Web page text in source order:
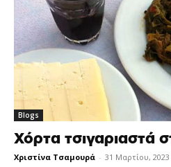
Blogs
Χόρτα τσιγαριαστά
Χριστίνα Τσαμουρά - 31 Μαρτίου, 2023